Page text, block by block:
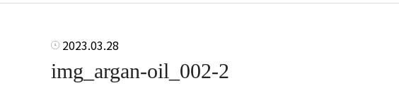
2023.03.28
img_argan-oil_002-2